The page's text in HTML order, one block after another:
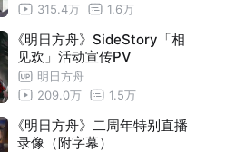
315.4万
1.6万
《明日方舟》SideStory「相
见欢」活动宣传PV
明日方舟
209.0万
1.5万
《明日方舟》二周年特别直播
录像（附字幕）